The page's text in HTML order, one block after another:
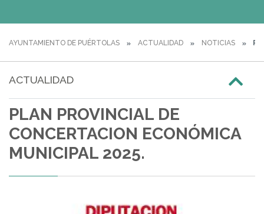
AYUNTAMIENTO DE PUÉRTOLAS ACTUALIDAD NOTICIAS
ACTUALIDAD
PLAN PROVINCIAL DE
CONCERTACION ECONÓMICA
MUNICIPAL 2025.